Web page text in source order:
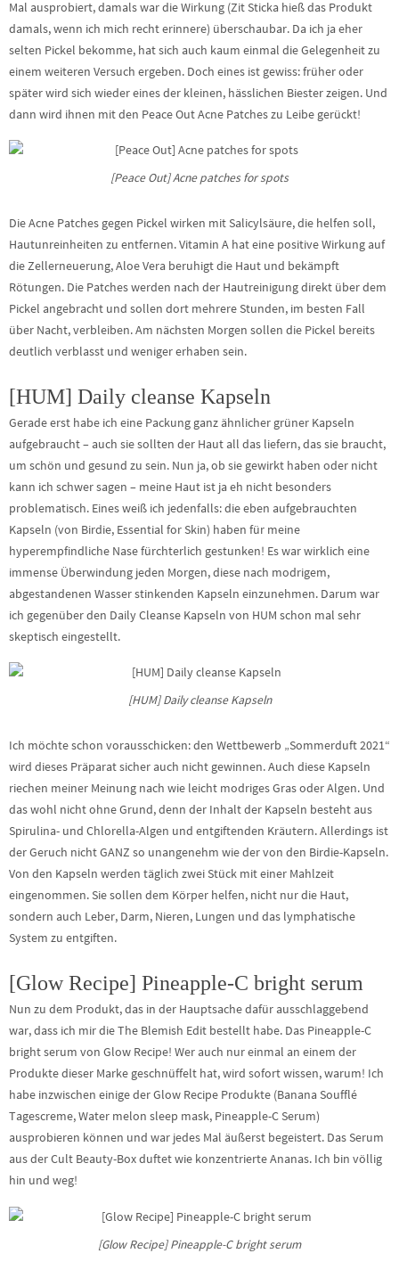
Mal ausprobiert, damals war die Wirkung (Zit Sticka hieß das Produkt
damals, wenn ich mich recht erinnere) überschaubar. Da ich ja eher
selten Pickel bekomme, hat sich auch kaum einmal die Gelegenheit zu
einem weiteren Versuch ergeben. Doch eines ist gewiss: früher oder
später wird sich wieder eines der kleinen, hässlichen Biester zeigen. Und
dann wird ihnen mit den Peace Out Acne Patches zu Leibe gerückt!
[Peace Out] Acne patches for spots
Die Acne Patches gegen Pickel wirken mit Salicylsäure, die helfen soll,
Hautunreinheiten zu entfernen. Vitamin A hat eine positive Wirkung auf
die Zellerneuerung, Aloe Vera beruhigt die Haut und bekämpft
Rötungen. Die Patches werden nach der Hautreinigung direkt über dem
Pickel angebracht und sollen dort mehrere Stunden, im besten Fall
über Nacht, verbleiben. Am nächsten Morgen sollen die Pickel bereits
deutlich verblasst und weniger erhaben sein.
[HUM] Daily cleanse Kapseln
Gerade erst habe ich eine Packung ganz ähnlicher grüner Kapseln
aufgebraucht – auch sie sollten der Haut all das liefern, das sie braucht,
um schön und gesund zu sein. Nun ja, ob sie gewirkt haben oder nicht
kann ich schwer sagen – meine Haut ist ja eh nicht besonders
problematisch. Eines weiß ich jedenfalls: die eben aufgebrauchten
Kapseln (von Birdie, Essential for Skin) haben für meine
hyperempfindliche Nase fürchterlich gestunken! Es war wirklich eine
immense Überwindung jeden Morgen, diese nach modrigem,
abgestandenen Wasser stinkenden Kapseln einzunehmen. Darum war
ich gegenüber den Daily Cleanse Kapseln von HUM schon mal sehr
skeptisch eingestellt.
[HUM] Daily cleanse Kapseln
Ich möchte schon vorausschicken: den Wettbewerb „Sommerduft 2021“
wird dieses Präparat sicher auch nicht gewinnen. Auch diese Kapseln
riechen meiner Meinung nach wie leicht modriges Gras oder Algen. Und
das wohl nicht ohne Grund, denn der Inhalt der Kapseln besteht aus
Spirulina- und Chlorella-Algen und entgiftenden Kräutern. Allerdings ist
der Geruch nicht GANZ so unangenehm wie der von den Birdie-Kapseln.
Von den Kapseln werden täglich zwei Stück mit einer Mahlzeit
eingenommen. Sie sollen dem Körper helfen, nicht nur die Haut,
sondern auch Leber, Darm, Nieren, Lungen und das lymphatische
System zu entgiften.
[Glow Recipe] Pineapple-C bright serum
Nun zu dem Produkt, das in der Hauptsache dafür ausschlaggebend
war, dass ich mir die The Blemish Edit bestellt habe. Das Pineapple-C
bright serum von Glow Recipe! Wer auch nur einmal an einem der
Produkte dieser Marke geschnüffelt hat, wird sofort wissen, warum! Ich
habe inzwischen einige der Glow Recipe Produkte (Banana Soufflé
Tagescreme, Water melon sleep mask, Pineapple-C Serum)
ausprobieren können und war jedes Mal äußerst begeistert. Das Serum
aus der Cult Beauty-Box duftet wie konzentrierte Ananas. Ich bin völlig
hin und weg!
[Glow Recipe] Pineapple-C bright serum